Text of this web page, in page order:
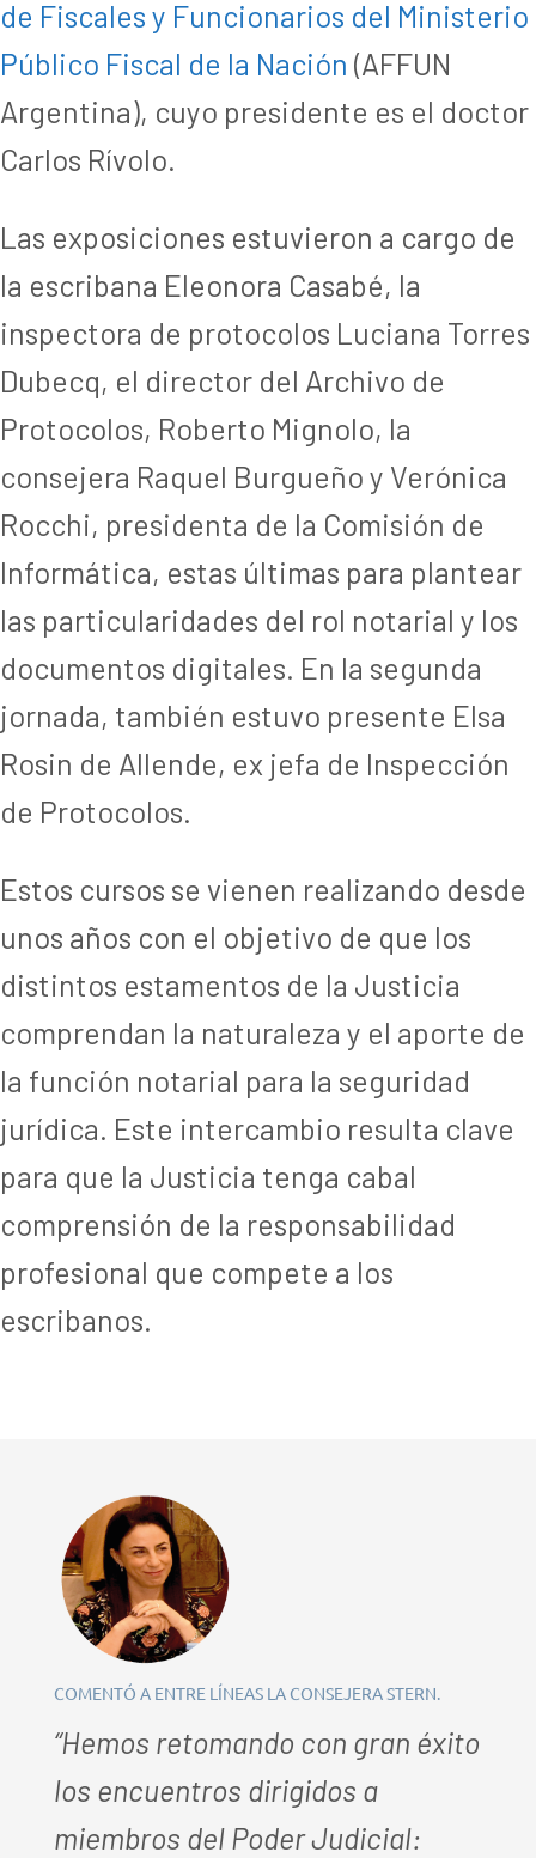
de Fiscales y Funcionarios del Ministerio
Público Fiscal de la Nación (AFFUN
Argentina), cuyo presidente es el doctor
Carlos Rívolo.
Las exposiciones estuvieron a cargo de
la escribana Eleonora Casabé, la
inspectora de protocolos Luciana Torres
Dubecq, el director del Archivo de
Protocolos, Roberto Mignolo, la
consejera Raquel Burgueño y Verónica
Rocchi, presidenta de la Comisión de
Informática, estas últimas para plantear
las particularidades del rol notarial y los
documentos digitales. En la segunda
jornada, también estuvo presente Elsa
Rosin de Allende, ex jefa de Inspección
de Protocolos.
Estos cursos se vienen realizando desde
unos años con el objetivo de que los
distintos estamentos de la Justicia
comprendan la naturaleza y el aporte de
la función notarial para la seguridad
jurídica. Este intercambio resulta clave
para que la Justicia tenga cabal
comprensión de la responsabilidad
profesional que compete a los
escribanos.
COMENTÓ A ENTRE LÍNEAS LA CONSEJERA STERN.
“Hemos retomando con gran éxito
los encuentros dirigidos a
miembros del Poder Judicial: